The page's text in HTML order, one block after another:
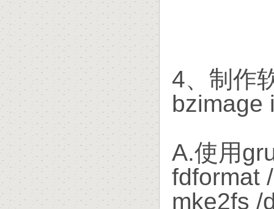
4、制作
bzimage
A.使用
fdformat
mke2fs /